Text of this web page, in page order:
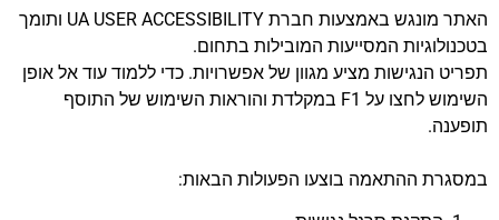
האתר מונגש באמצעות חברת UA USER ACCESSIBILITY ותומך
המסייעות המובילות בתחום.
הנגישות מציע מגוון של אפשרויות. כדי ללמוד עוד אל אופן
השימוש לחצו על F1 במקלדת והוראות השימוש של התוסף
ההתאמה בוצעו הפעולות הבאות: